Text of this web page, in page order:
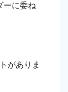
ーに委ね
がありま